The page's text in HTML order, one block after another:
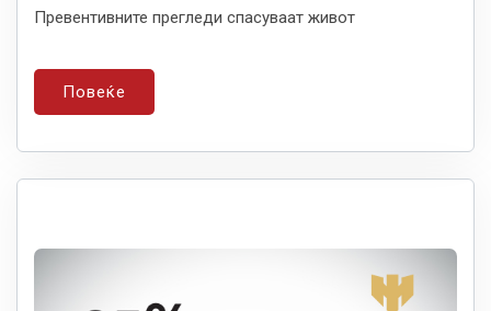
Превентивните прегледи спасуваат живот
Повеќе